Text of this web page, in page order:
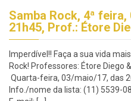
Samba Rock, 4ª
21h45, Prof.: Étore
Imperdível!! Faça a sua vida
Rock! Professores: Étore Diego
Quarta-feira, 03/maio/17, das
Info./nome da lista: (11) 5539-